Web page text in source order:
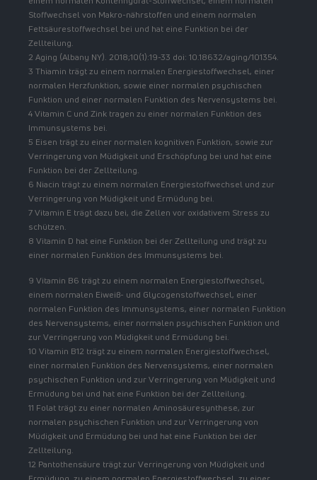
Stoffwechsel von Makro-nährstoffen und einem normalen
Fettsäurestoffwechsel bei und hat eine Funktion bei der
Zellteilung.
2 Aging (Albany NY). 2018;10(1):19-33 doi: 10.18632/aging/101354.
3 Thiamin trägt zu einem normalen Energiestoffwechsel, einer
normalen Herzfunktion, sowie einer normalen psychischen
Funktion und einer normalen Funktion des Nervensystems bei.
4 Vitamin C und Zink tragen zu einer normalen Funktion des
Immunsystems bei.
5 Eisen trägt zu einer normalen kognitiven Funktion, sowie zur
Verringerung von Müdigkeit und Erschöpfung bei und hat eine
Funktion bei der Zellteilung.
6 Niacin trägt zu einem normalen Energiestoffwechsel und zur
Verringerung von Müdigkeit und Ermüdung bei.
7 Vitamin E trägt dazu bei, die Zellen vor oxidativem Stress zu
schützen.
8 Vitamin D hat eine Funktion bei der Zellteilung und trägt zu
einer normalen Funktion des Immunsystems bei.
9 Vitamin B6 trägt zu einem normalen Energiestoffwechsel,
einem normalen Eiweiß- und Glycogenstoffwechsel, einer
normalen Funktion des Immunsystems, einer normalen Funktion
des Nervensystems, einer normalen psychischen Funktion und
zur Verringerung von Müdigkeit und Ermüdung bei.
10 Vitamin B12 trägt zu einem normalen Energiestoffwechsel,
einer normalen Funktion des Nervensystems, einer normalen
psychischen Funktion und zur Verringerung von Müdigkeit und
Ermüdung bei und hat eine Funktion bei der Zellteilung.
11 Folat trägt zu einer normalen Aminosäuresynthese, zur
normalen psychischen Funktion und zur Verringerung von
Müdigkeit und Ermüdung bei und hat eine Funktion bei der
Zellteilung.
12 Pantothensäure trägt zur Verringerung von Müdigkeit und